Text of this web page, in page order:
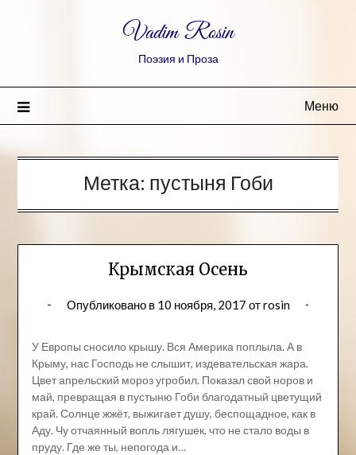
Vadim Rosin
Поэзия и Проза
Меню
Метка: пустыня Гоби
Крымская Осень
Опубликовано в 10 ноября, 2017 отrosin
У Европы сносило крышу. Вся Америка поплыла. А в
Крыму, нас Господь не слышит, издевательская жара.
Цвет апрельский мороз угробил. Показал свой норов и
май, превращая в пустыню Гоби благодатный цветущий
край. Солнце жжёт, выжигает душу, беспощадное, как в
Аду. Чу отчаянный вопль лягушек, что не стало воды в
пруду. Где же ты, непогода и…